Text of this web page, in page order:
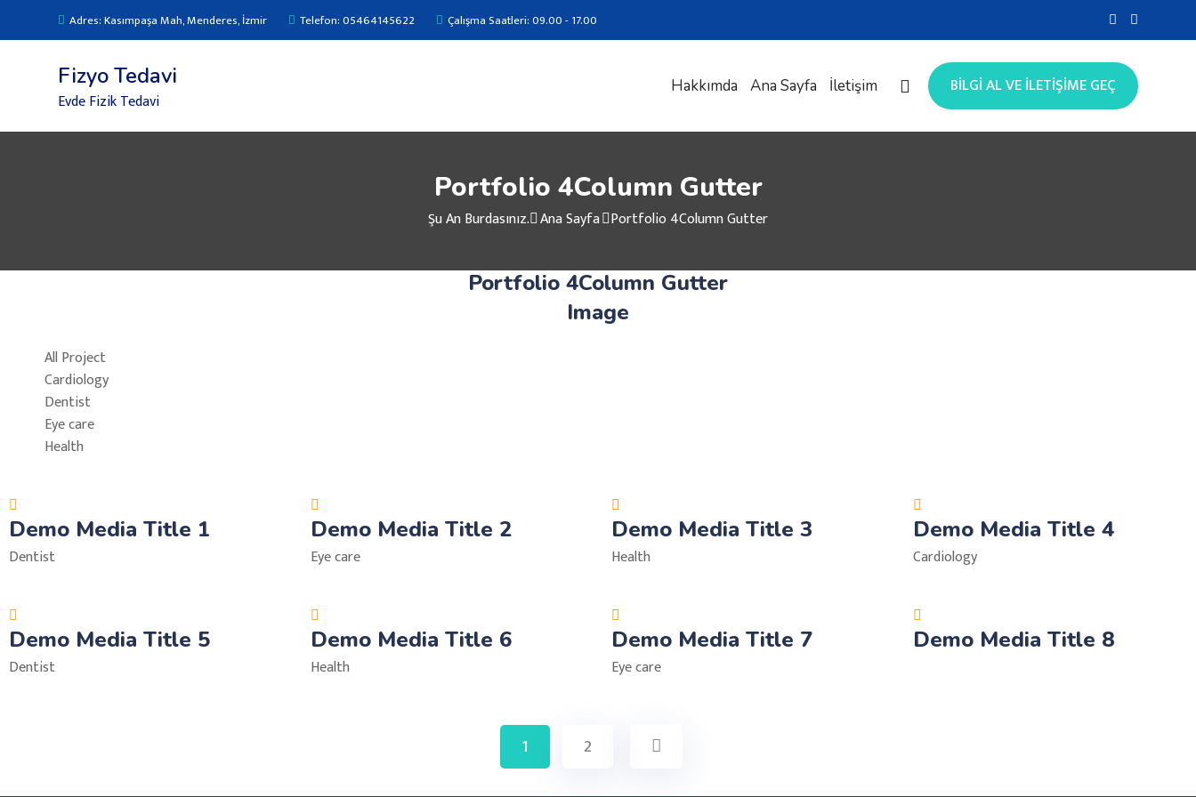
Adres: Kasımpaşa Mah, Menderes, İzmir Telefon: 05464145622 Çalışma Saatleri: 09.00 - 17.00
Fizyo Tedavi
Evde Fizik Tedavi
Hakkımda Ana Sayfa İletişim BİLGİ AL VE İLETİŞİME GEÇ
Portfolio 4Column Gutter
Şu An Burdasınız. Ana Sayfa Portfolio 4Column Gutter
Portfolio 4Column Gutter
Image
All Project
Cardiology
Dentist
Eye care
Health
Demo Media Title 1
Dentist
Demo Media Title 2
Eye care
Demo Media Title 3
Health
Demo Media Title 4
Cardiology
Demo Media Title 5
Dentist
Demo Media Title 6
Health
Demo Media Title 7
Eye care
Demo Media Title 8
1 2